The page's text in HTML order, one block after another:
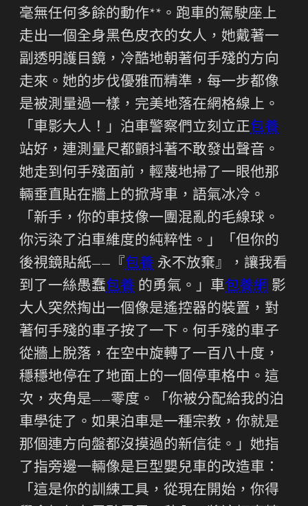
毫無任何多餘的動作**。跑車的駕駛座上
走出一個全身黑色皮衣的女人，她戴著一
副透明護目鏡，冷酷地朝著何手殘的方向
走來。她的步伐優雅而精準，每一步都像
是被測量過一樣，完美地落在網格線上。
「車影大人！」泊車警察們立刻立正包養
站好，連測量尺都顫抖著不敢發出聲音。
她走到何手殘面前，輕蔑地掃了一眼他那
輛垂直貼在牆上的掀背車，語氣冰冷。
「新手，你的車技像一團混亂的毛線球。
你污染了泊車維度的純粹性。」「但你的
後視鏡貼紙——『 包養 永不放棄』，讓我看
到了一絲愚蠢包養 的勇氣。」車包養網 影
大人突然掏出一個像是遙控器的裝置，對
著何手殘的車子按了一下。何手殘的車子
從牆上脫落，在空中旋轉了一百八十度，
穩穩地停在了地面上的一個停車格中。這
次，夾角是——零度。「你被分配給我的泊
車學徒了。如果泊車是一種宗教，你就是
那個連方向盤都沒摸過的新信徒。」她指
了指旁邊一輛像是巨型嬰兒車的改造車：
「這是你的訓練工具，從現在開始，你得